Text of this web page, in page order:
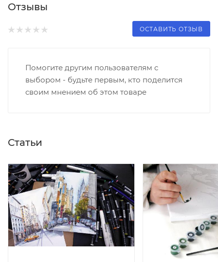
Отзывы
ОСТАВИТЬ ОТЗЫВ
Помогите другим пользователям с
выбором - будьте первым, кто поделится
своим мнением об этом товаре
Статьи